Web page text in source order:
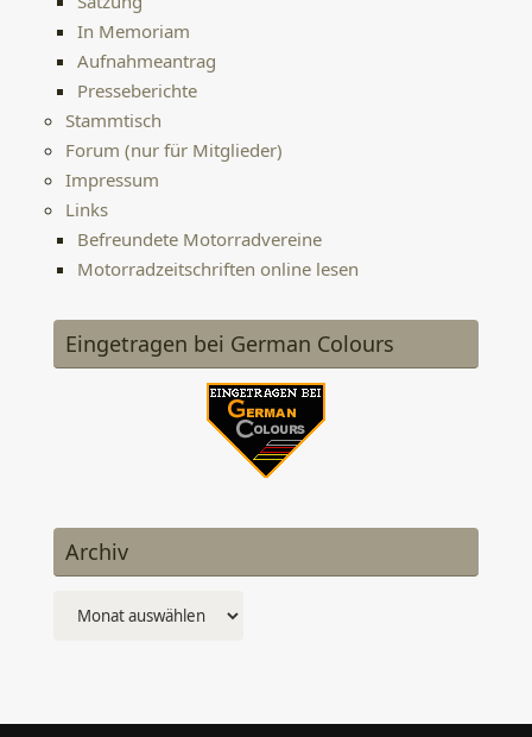
In Memoriam
Aufnahmeantrag
Presseberichte
Stammtisch
Forum (nur für Mitglieder)
Impressum
Links
Befreundete Motorradvereine
Motorradzeitschriften online lesen
Eingetragen bei German Colours
Archiv
Archiv